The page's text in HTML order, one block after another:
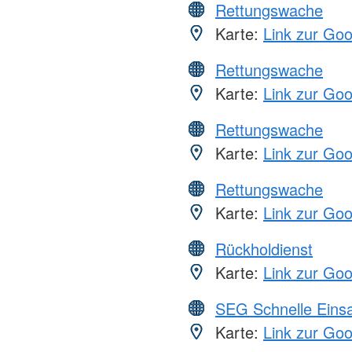
Rettungswache
Karte: Link zur
Rettungswache
Karte: Link zur
Rettungswache
Karte: Link zur
Rettungswache
Karte: Link zur
Rückholdienst
Karte: Link zur
SEG Schnelle
Karte: Link zur